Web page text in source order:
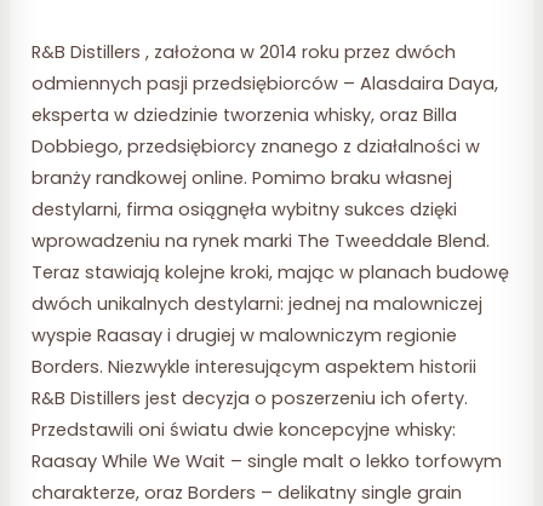
R&B Distillers , założona w 2014 roku przez dwóch
odmiennych pasji przedsiębiorców – Alasdaira Daya,
eksperta w dziedzinie tworzenia whisky, oraz Billa
Dobbiego, przedsiębiorcy znanego z działalności w
branży randkowej online. Pomimo braku własnej
destylarni, firma osiągnęła wybitny sukces dzięki
wprowadzeniu na rynek marki The Tweeddale Blend.
Teraz stawiają kolejne kroki, mając w planach budowę
dwóch unikalnych destylarni: jednej na malowniczej
wyspie Raasay i drugiej w malowniczym regionie
Borders. Niezwykle interesującym aspektem historii
R&B Distillers jest decyzja o poszerzeniu ich oferty.
Przedstawili oni światu dwie koncepcyjne whisky:
Raasay While We Wait – single malt o lekko torfowym
charakterze, oraz Borders – delikatny single grain